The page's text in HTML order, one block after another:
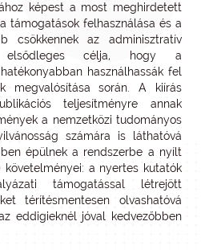
képest a most meghirdetett
támogatások felhasználása és a
csökkennek az adminisztratív
célja, hogy a
használhassák fel
megvalósítása során. A kiírás
teljesítményre annak
a nemzetközi tudományos
számára is láthatóvá
épülnek a rendszerbe a nyílt
követelményei: a nyertes kutatók
támogatással létrejött
térítésmentesen olvashatóvá
eddigieknél jóval kedvezőbben